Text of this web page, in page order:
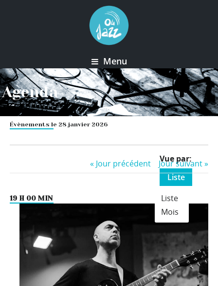
Menu
Agenda
Évènements le 28 janvier 2026
Event
Views
Navigation
Vue par
Liste
Liste
Mois
« Jour précédent Jour suivant»
19 H 00 MIN